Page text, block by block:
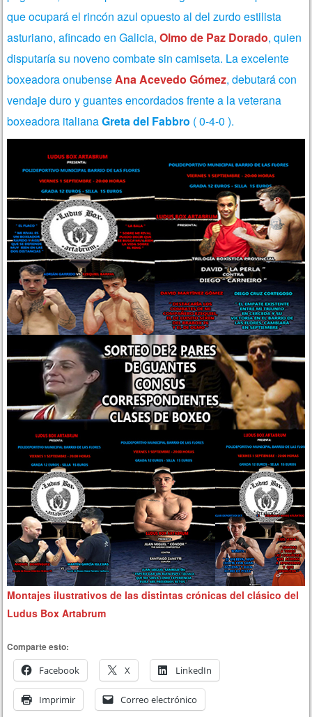
que ocupará el rincón azul opuesto aldel zurdo estilista
asturiano, afincado en Galicia,Olmo de Paz Dorado, quien
disputaría su noveno combate sin camiseta. La excelente
boxeadora onubenseAna Acevedo Gómez, debutará con
vendaje duro y guantes encordados frente a la veterana
boxeadora italianaGreta del Fabbro ( 0-4-0 ).
Montajes ilustrativos de las distintas crónicas del clásico del
Ludus Box Artabrum
Comparte esto:
Facebook
X LinkedIn
Imprimir Correo electrónico